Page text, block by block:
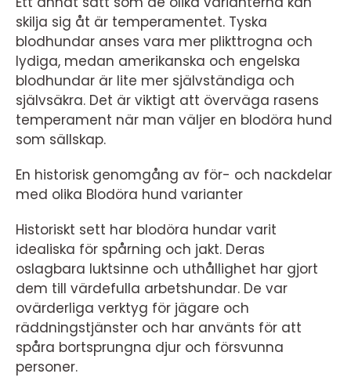
skilja sig åt är temperamentet. Tyska
blodhundar anses vara mer plikttrogna och
lydiga, medan amerikanska och engelska
blodhundar är lite mer självständiga och
självsäkra. Det är viktigt att överväga rasens
temperament när man väljer en blodöra hund
som sällskap.
En historisk genomgång av för- och nackdelar
med olika Blodöra hund varianter
Historiskt sett har blodöra hundar varit
idealiska för spårning och jakt. Deras
oslagbara luktsinne och uthållighet har gjort
dem till värdefulla arbetshundar. De var
ovärderliga verktyg för jägare och
räddningstjänster och har använts för att
spåra bortsprungna djur och försvunna
personer.